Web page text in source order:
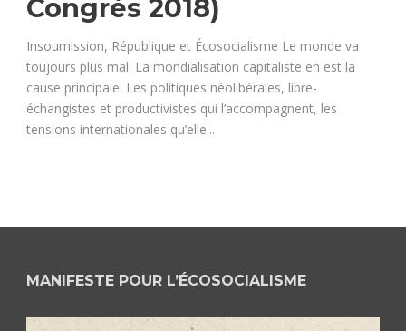
Congrès 2018)
Insoumission, République et Écosocialisme Le monde va
toujours plus mal. La mondialisation capitaliste en est la
cause principale. Les politiques néolibérales, libre-
échangistes et productivistes qui l’accompagnent, les
tensions internationales qu’elle...
MANIFESTE POUR L’ÉCOSOCIALISME